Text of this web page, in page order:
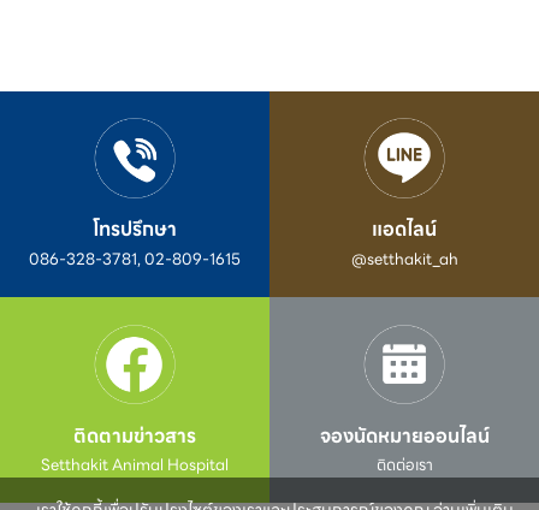
โทรปรึกษา
086-328-3781, 02-809-1615
แอดไลน์
@setthakit_ah
ติดตามข่าวสาร
Setthakit Animal Hospital
จองนัดหมายออนไลน์
ติดต่อเรา